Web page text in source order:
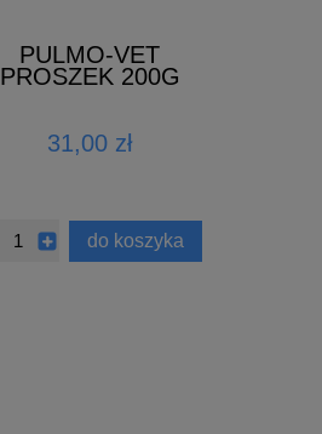
PULMO-VET
PROSZEK 200G
31,00 zł
do koszyka